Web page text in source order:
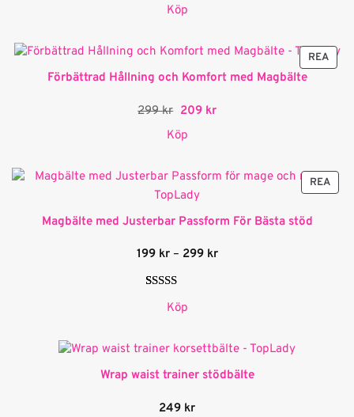
priset
var:
Köp
REA
PÅ
Förbättrad Hållning och Komfort med Magbälte
299kr Det
priset
var:
209 krDet
Köp
REA
PÅ
Magbälte med Justerbar Passform För Bästa stöd
199 kr – 299 krPrisintervall:
av 5
kundrecensioner
Köp
Wrap waist trainer stödbälte
249 kr